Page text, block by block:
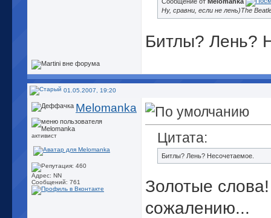
Ну, сравни, если не лень)The
Битлы? Лень?
01.05.2007, 19:20
Melomanka
активист
Адрес: NN
Сообщений: 761
Цитата:
Битлы? Лень? Несочетаемое.
Золотые
сожалению...